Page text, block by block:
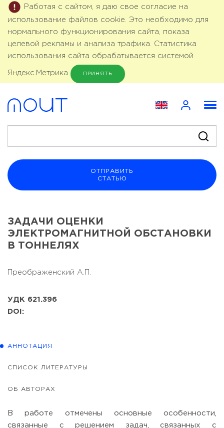
Работая с сайтом, я даю свое согласие на
использование файлов cookie. Это необходимо для
нормального функционирования сайта, показа
целевой рекламы и анализа трафика. Статистика
использования сайта обрабатывается системой
Яндекс.Метрика ПРИНЯТЬ
ОТПРАВИТЬ
СТАТЬЮ
ЗАДАЧИ ОЦЕНКИ
ЭЛЕКТРОМАГНИТНОЙ ОБСТАНОВКИ
В ТОННЕЛЯХ
Преображенский А.П.
УДК 621.396
DOI:
АННОТАЦИЯ
СПИСОК ЛИТЕРАТУРЫ
ОБ АВТОРАХ
В работе отмечены основные особенности,
связанные с решением задач, связанных с